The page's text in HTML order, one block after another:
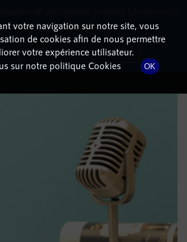
DE L'ÉPISODE
: Invalid date
votre navigation sur notre site, vous
de cookies afin de nous permettre
votre expérience utilisateur.
sur notre politique Cookies
OK
dessous pour l'installer.
Télécharger l'application